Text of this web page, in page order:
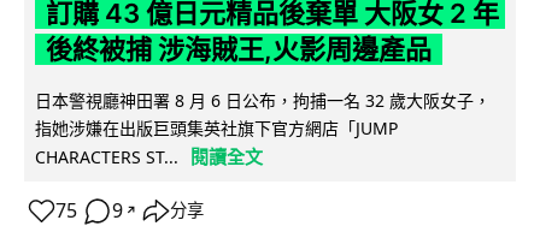
訂購 43 億日元精品後棄單 大阪女 2 年
後終被捕 涉海賊王,火影周邊產品
日本警視廳神田署 8 月 6 日公布，拘捕一名 32 歲大阪女子，
指她涉嫌在出版巨頭集英社旗下官方網店「JUMP
CHARACTERS ST...
閱讀全文
75 9 ↗ 分享